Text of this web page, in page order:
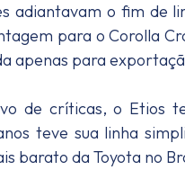
adiantavam o fim de
para o Corolla
apenas para
de críticas, o Etios
teve sua linha
barato da Toyota no